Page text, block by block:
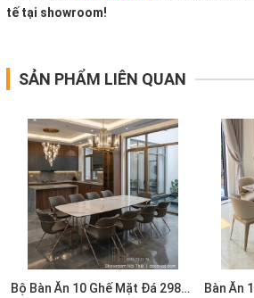
tế tại showroom!
SẢN PHẨM LIÊN QUAN
Bộ Bàn Ăn 10 Ghế Mặt Đá 2981S